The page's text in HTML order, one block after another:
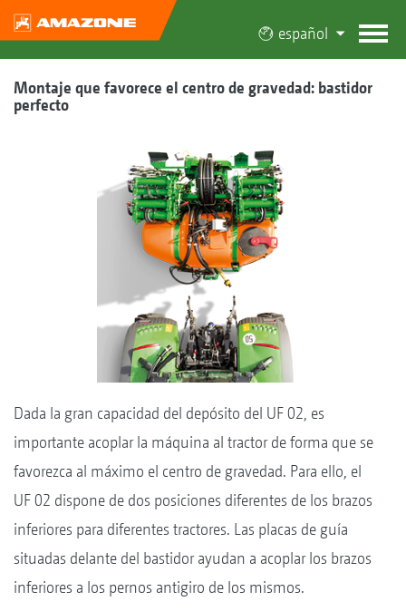
español
Montaje que favorece el centro de gravedad: bastidor
perfecto
Dada la gran capacidad del depósito del UF 02, es
importante acoplar la máquina al tractor de forma que se
favorezca al máximo el centro de gravedad. Para ello, el
UF 02 dispone de dos posiciones diferentes de los brazos
inferiores para diferentes tractores. Las placas de guía
situadas delante del bastidor ayudan a acoplar los brazos
inferiores a los pernos antigiro de los mismos.